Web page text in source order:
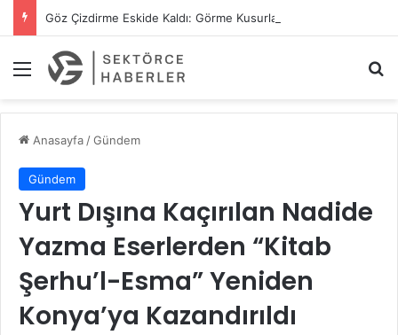
Menü
Anasayfa/Gündem
Gündem
Yurt Dışına Kaçırılan Nadide
Yazma Eserlerden “Kitab
Şerhu’l-Esma” Yeniden
Konya’ya Kazandırıldı